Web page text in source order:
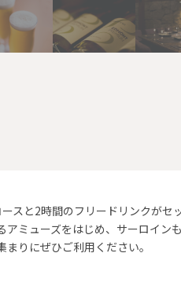
スと2時間のフリードリンクがセ
アミューズをはじめ、サーロイン
まりにぜひご利用ください。